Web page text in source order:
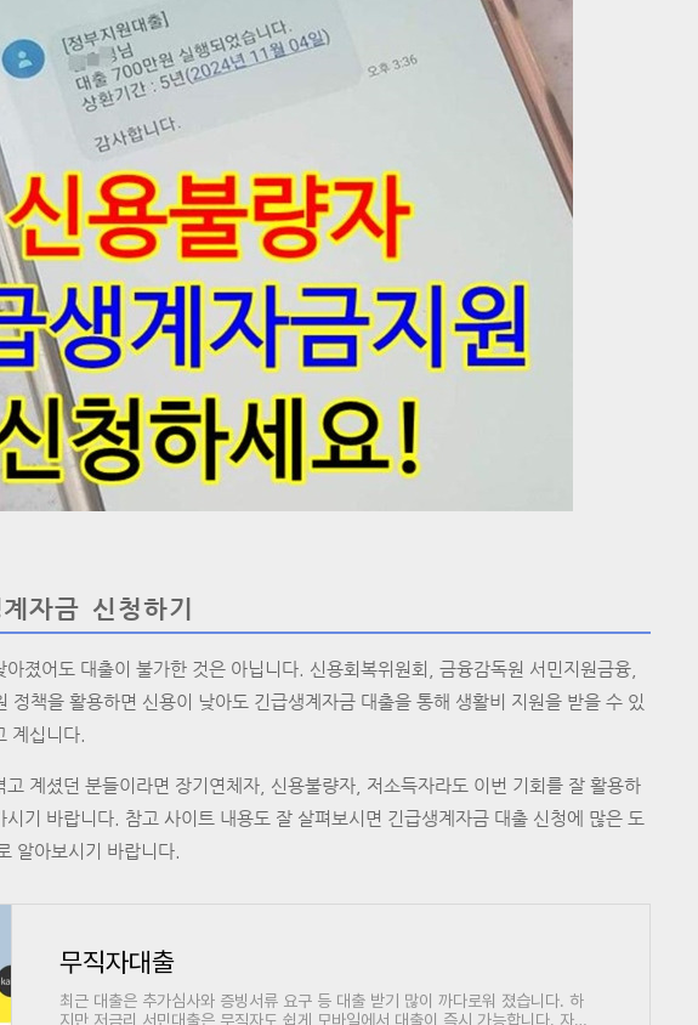
자금 신청하기
졌어도 대출이 불가한 것은 아닙니다. 신용회복위원회, 금융감독원 서민지원금융,
정책을 활용하면 신용이 낮아도 긴급생계자금 대출을 통해 생활비 지원을 받을 수 있
계십니다.
계셨던 분들이라면 장기연체자, 신용불량자, 저소득자라도 이번 기회를 잘 활용하
기 바랍니다. 참고 사이트 내용도 잘 살펴보시면 긴급생계자금 대출 신청에 많은 도
알아보시기 바랍니다.
무직자대출
최근 대출은 추가심사와 증빙서류 요구 등 대출 받기 많이 까다로워 졌습니다. 하
지만 저금리 서민대출은 무직자도 쉽게 모바일에서 대출이 즉시 가능합니다. 자세